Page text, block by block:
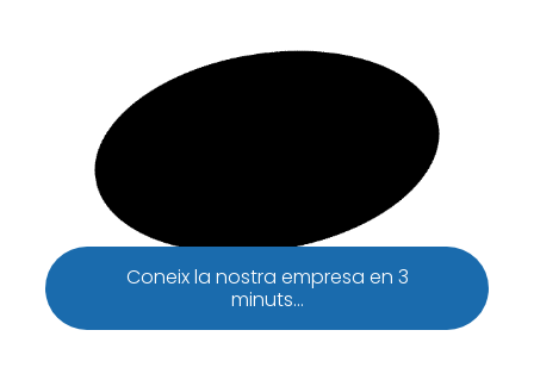
Coneix la nostra empresa en 3
minuts...